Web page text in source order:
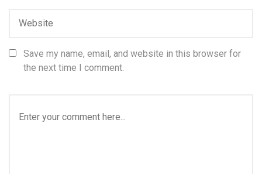
Save my name, email, and website in this browser for
the next time I comment.